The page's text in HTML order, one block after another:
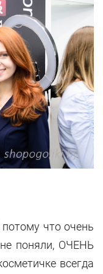
что очень
поняли, ОЧЕНЬ
всегда